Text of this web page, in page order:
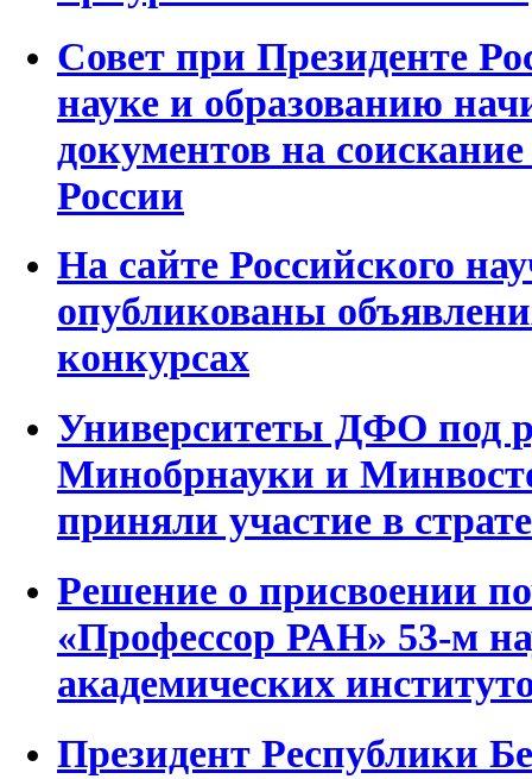
Совет при Президенте
науке и образованию
документов на
России
На сайте Российского
опубликованы
конкурсах
Университеты ДФО под
Минобрнауки и
приняли участие в
Решение о присвоении
«Профессор РАН» 53-м
академических
Президент Республики